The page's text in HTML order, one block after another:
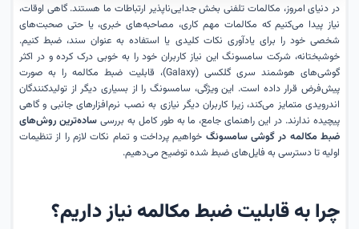
در دنیای امروز، مکالمات تلفنی بخش جدایی‌ناپذیر ارتباطات ما هستند. گاهی اوقات،
نیاز پیدا می‌کنیم که مکالمات مهم کاری، مصاحبه‌های خبری، یا حتی صحبت‌های
شخصی خود را برای یادآوری نکات کلیدی یا استفاده به عنوان سند، ضبط کنیم.
خوشبختانه، شرکت سامسونگ این نیاز کاربران خود را به خوبی درک کرده و در اکثر
گوشی‌های هوشمند سری گلکسی (Galaxy)، قابلیت ضبط مکالمه را به صورت
پیش‌فرض قرار داده است. این ویژگی، سامسونگ را از بسیاری دیگر از تولیدکنندگان
اندرویدی متمایز می‌کند، زیرا کاربران دیگر نیازی به نصب نرم‌افزارهای جانبی و گاهی
پیچیده ندارند. در این راهنمای جامع، ما به طور کامل به بررسیساده‌ترین روش‌های
ضبط مکالمه در گوشی سامسونگ خواهیم پرداخت و تمام نکات لازم را از تنظیمات
اولیه تا دسترسی به فایل‌های ضبط شده توضیح می‌دهیم.
چرا به قابلیت ضبط مکالمه نیاز داریم؟